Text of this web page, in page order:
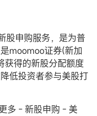
股申购服务，是为普
moomoo证券(新加
获得的新股分配额度
低投资者参与美股打
多 - 新股申购 - 美